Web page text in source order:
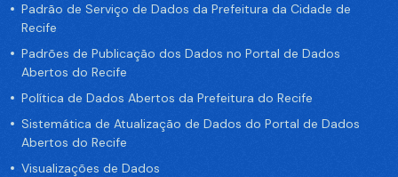
Padrão de Serviço de Dados da Prefeitura da Cidade de
Recife
Padrões de Publicação dos Dados no Portal de Dados
Abertos do Recife
Política de Dados Abertos da Prefeitura do Recife
Sistemática de Atualização de Dados do Portal de Dados
Abertos do Recife
Visualizações de Dados